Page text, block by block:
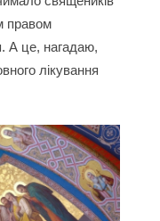
правом
А це, нагадаю,
лікування